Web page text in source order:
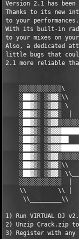
Version 2.1 has been
Thanks to its new
to your performances.
With its built-in
to your mixes on
Also, a dedicated
little bugs that
2.1 more reliable
    ░░░░░░░░░░░░\
    ░██▓▒░ ░▒▓▓░\\
    ░██▓▒░ ░▒▓▓░ \
    ░██▓▒░ ░▒▓▓░  │
░██▓▒░
░██▓▒░
░██▓▒░ ░▒▓▓▓██
░██▓▒░
░██▓▒░
░██▓▒░ ░▒▓▓░\\
░██▓▒░ ░▒▓▓░
    ░░░░░░░░░░░░  │
    \\         \\ │
     \\_________\\
1) Run VIRTUAL DJ
2) Unzip Crack.zip
3) Register with